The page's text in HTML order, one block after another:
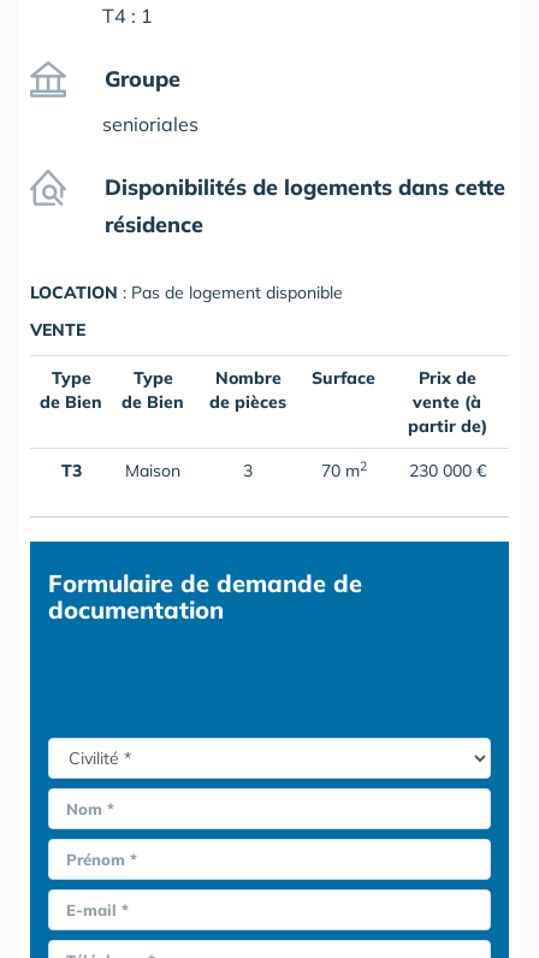
T4 : 1
Groupe
senioriales
Disponibilités de logements dans cette
résidence
LOCATION : Pas de logement disponible
VENTE
Type
de Bien
Type
de Bien
Nombre
de pièces
Surface
Prix de
vente (à
partir de)
T3 Maison 3 70 m2 230 000 €
Formulaire de demande de
documentation
Nom *
Prénom *
E-mail *